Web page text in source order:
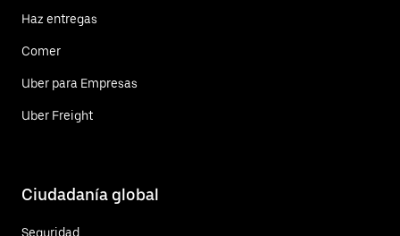
Haz entregas
Comer
Uber para Empresas
Uber Freight
Ciudadanía global
Seguridad